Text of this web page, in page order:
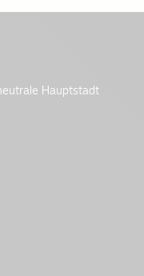
Hauptstadt